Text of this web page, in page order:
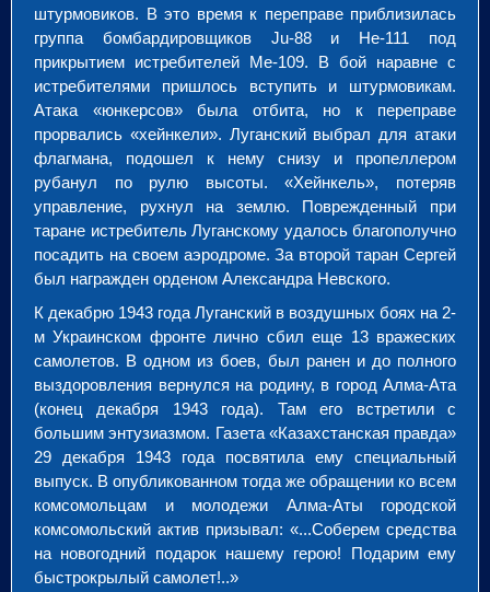
штурмовиков. В это время к переправе приблизилась
группа бомбардировщиков Ju-88 и He-111 под
прикрытием истребителей Me-109. В бой наравне с
истребителями пришлось вступить и штурмовикам.
Атака «юнкерсов» была отбита, но к переправе
прорвались «хейнкели». Луганский выбрал для атаки
флагмана, подошел к нему снизу и пропеллером
рубанул по рулю высоты. «Хейнкель», потеряв
управление, рухнул на землю. Поврежденный при
таране истребитель Луганскому удалось благополучно
посадить на своем аэродроме. За второй таран Сергей
был награжден орденом Александра Невского.
К декабрю 1943 года Луганский в воздушных боях на 2-
м Украинском фронте лично сбил еще 13 вражеских
самолетов. В одном из боев, был ранен и до полного
выздоровления вернулся на родину, в город Алма-Ата
(конец декабря 1943 года). Там его встретили с
большим энтузиазмом. Газета «Казахстанская правда»
29 декабря 1943 года посвятила ему специальный
выпуск. В опубликованном тогда же обращении ко всем
комсомольцам и молодежи Алма-Аты городской
комсомольский актив призывал: «...Соберем средства
на новогодний подарок нашему герою! Подарим ему
быстрокрылый самолет!..»